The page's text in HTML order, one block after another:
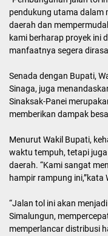
pendukung utama dalam
daerah dan
kami berharap proyek ini
manfaatnya segera
Senada dengan Bupati,
Sinaga, juga
Sinaksak-Panei
memberikan dampak
Menurut Wakil Bupati,
waktu tempuh, tetapi
daerah. “Kami sangat
hampir rampung ini,”kata
“Jalan tol ini akan
Simalungun,
memperlancar distribusi